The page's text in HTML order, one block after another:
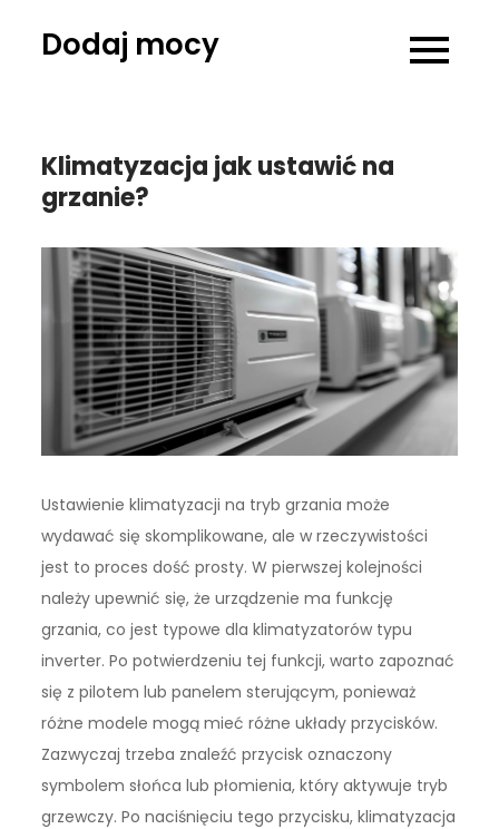
Dodaj mocy
Klimatyzacja jak ustawić na
grzanie?
Ustawienie klimatyzacji na tryb grzania może
wydawać się skomplikowane, ale w rzeczywistości
jest to proces dość prosty. W pierwszej kolejności
należy upewnić się, że urządzenie ma funkcję
grzania, co jest typowe dla klimatyzatorów typu
inverter. Po potwierdzeniu tej funkcji, warto zapoznać
się z pilotem lub panelem sterującym, ponieważ
różne modele mogą mieć różne układy przycisków.
Zazwyczaj trzeba znaleźć przycisk oznaczony
symbolem słońca lub płomienia, który aktywuje tryb
grzewczy. Po naciśnięciu tego przycisku, klimatyzacja